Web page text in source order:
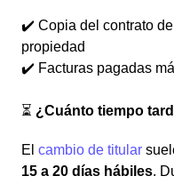
✔️ Copia del contrato
propiedad
✔️ Facturas pagadas
⏳ ¿Cuánto tiempo
El cambio de titular
15 a 20 días hábiles.